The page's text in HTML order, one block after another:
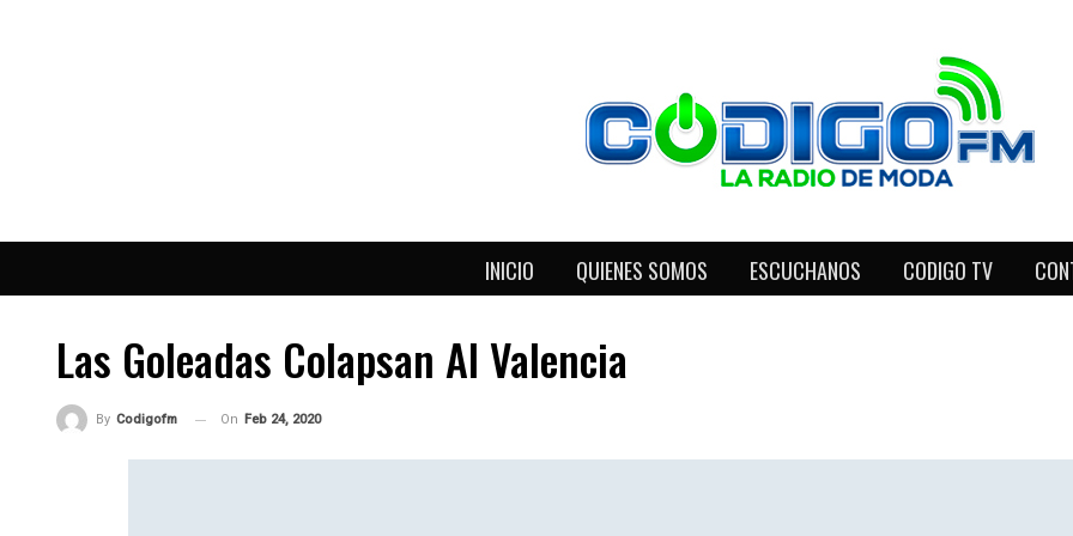
INICIO QUIENES SOMOS ESCUCHANOS CODIGO TV
Las Goleadas Colapsan Al Valencia
By Codigofm On Feb 24, 2020